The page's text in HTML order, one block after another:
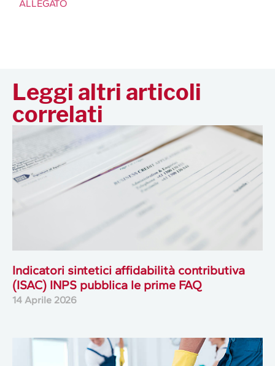
ALLEGATO
Leggi altri articoli
correlati
Indicatori sintetici affidabilità contributiva
(ISAC) INPS pubblica le prime FAQ
14 Aprile 2026